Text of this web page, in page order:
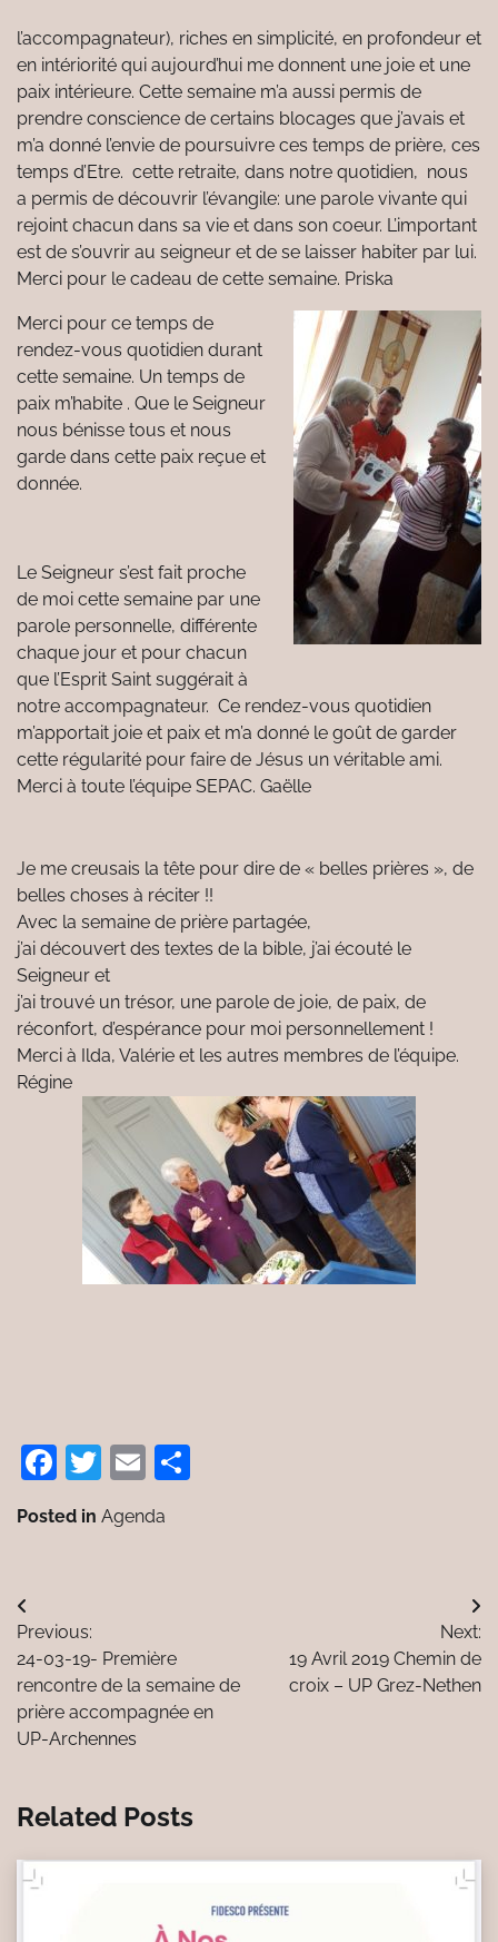
l’accompagnateur), riches en simplicité, en profondeur et
en intériorité qui aujourd’hui me donnent une joie et une
paix intérieure. Cette semaine m’a aussi permis de
prendre conscience de certains blocages que j’avais et
m’a donné l’envie de poursuivre ces temps de prière, ces
temps d’Etre. cette retraite, dans notre quotidien, nous
a permis de découvrir l’évangile: une parole vivante qui
rejoint chacun dans sa vie et dans son coeur. L’important
est de s’ouvrir au seigneur et de se laisser habiter par lui.
Merci pour le cadeau de cette semaine. Priska
Merci pour ce temps de
rendez-vous quotidien durant
cette semaine. Un temps de
paix m’habite . Que le Seigneur
nous bénisse tous et nous
garde dans cette paix reçue et
donnée.
Le Seigneur s’est fait proche
de moi cette semaine par une
parole personnelle, différente
chaque jour et pour chacun
que l’Esprit Saint suggérait à
notre accompagnateur. Ce rendez-vous quotidien
m’apportait joie et paix et m’a donné le goût de garder
cette régularité pour faire de Jésus un véritable ami.
Merci à toute l’équipe SEPAC. Gaëlle
Je me creusais la tête pour dire de « belles prières », de
belles choses à réciter !!
Avec la semaine de prière partagée,
j’ai découvert des textes de la bible, j’ai écouté le
Seigneur et
j’ai trouvé un trésor, une parole de joie, de paix, de
réconfort, d’espérance pour moi personnellement !
Merci à Ilda, Valérie et les autres membres de l’équipe.
Régine
Facebook
Twitter
Email
Posted in Agenda
Navigation
de
l’article
Previous:
24-03-19- Première
rencontre de la semaine de
prière accompagnée en
UP-Archennes
Next:
19 Avril 2019 Chemin de
croix – UP Grez-Nethen
Related Posts